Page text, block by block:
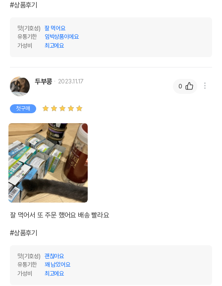
상품 필수 정보
품명 및 모델명
법에 의한 인증,허가 등을
받았음을 확인할수 있는
경우 그에 대한 사항
제조국 또는 원산지
제조자,수입품의 경우
수입자를 함께 표기
CO.,LTD
AS책임자와 전화번호
#상품후기
맛(기호성)
잘 먹어요
유통기한
임박상품이에요
가성비
최고에요
두부콩 2023.11.17
첫구매
잘 먹어서 또 주문 했어요 배송 빨라요
#상품후기
맛(기호성)
괜찮아요
유통기한
꽤 남았어요
가성비
최고에요
0